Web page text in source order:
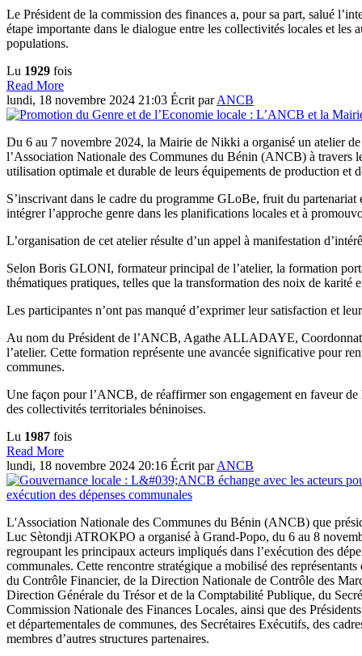
Le Président de la commission des finances a, pour sa part, salué
étape importante dans le dialogue entre les collectivités locales et les
populations.
Lu 1929 fois
Read More
lundi, 18 novembre 2024 21:03 Écrit parANCB
Du 6 au 7 novembre 2024, la Mairie de Nikki a organisé un atelier
l’Association Nationale des Communes du Bénin (ANCB) à
utilisation optimale et durable de leurs équipements de production et
S’inscrivant dans le cadre du programme GLoBe, fruit du
intégrer l’approche genre dans les planifications locales et à
L’organisation de cet atelier résulte d’un appel à manifestation
Selon Boris GLONI, formateur principal de l’atelier, la formation
thématiques pratiques, telles que la transformation des noix de karité
Les participantes n’ont pas manqué d’exprimer leur satisfaction et
Au nom du Président de l’ANCB, Agathe ALLADAYE,
l’atelier. Cette formation représente une avancée significative pour
communes.
Une façon pour l’ANCB, de réaffirmer son engagement en faveur
des collectivités territoriales béninoises.
Lu 1987 fois
Read More
lundi, 18 novembre 2024 20:16 Écrit parANCB
L'Association Nationale des Communes du Bénin (ANCB) que
Luc Sètondji ATROKPO a organisé à Grand-Popo, du 6 au 8
regroupant les principaux acteurs impliqués dans l’exécution des
communales. Cette rencontre stratégique a mobilisé des
du Contrôle Financier, de la Direction Nationale de Contrôle des
Direction Générale du Trésor et de la Comptabilité Publique, du
Commission Nationale des Finances Locales, ainsi que des
et départementales de communes, des Secrétaires Exécutifs, des
membres d’autres structures partenaires.